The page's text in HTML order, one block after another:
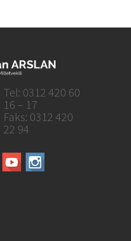
Tel: 0312 420 60
16 – 17
Faks: 0312 420
22 94